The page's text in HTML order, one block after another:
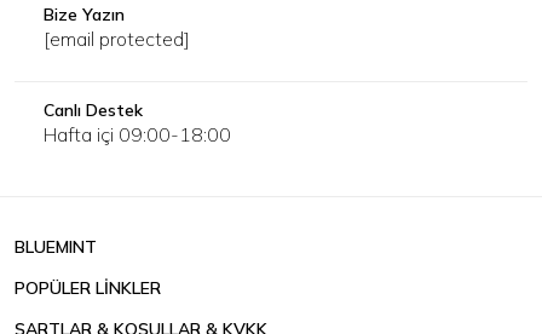
Bize Yazın
[email protected]
Canlı Destek
Hafta içi 09:00-18:00
BLUEMINT
POPÜLER LİNKLER